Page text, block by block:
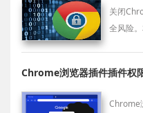
关闭
全风险
Chrome浏览器插件插件权
Chrome